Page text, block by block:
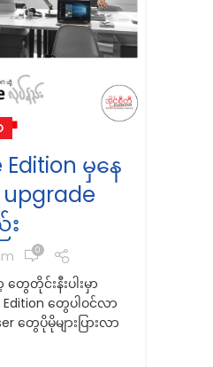
မှနေ
0
တိုင်းနီးပါးမှာ
Edition တွေပါဝင်လာ
တွေပိုမိုများပြားလာ